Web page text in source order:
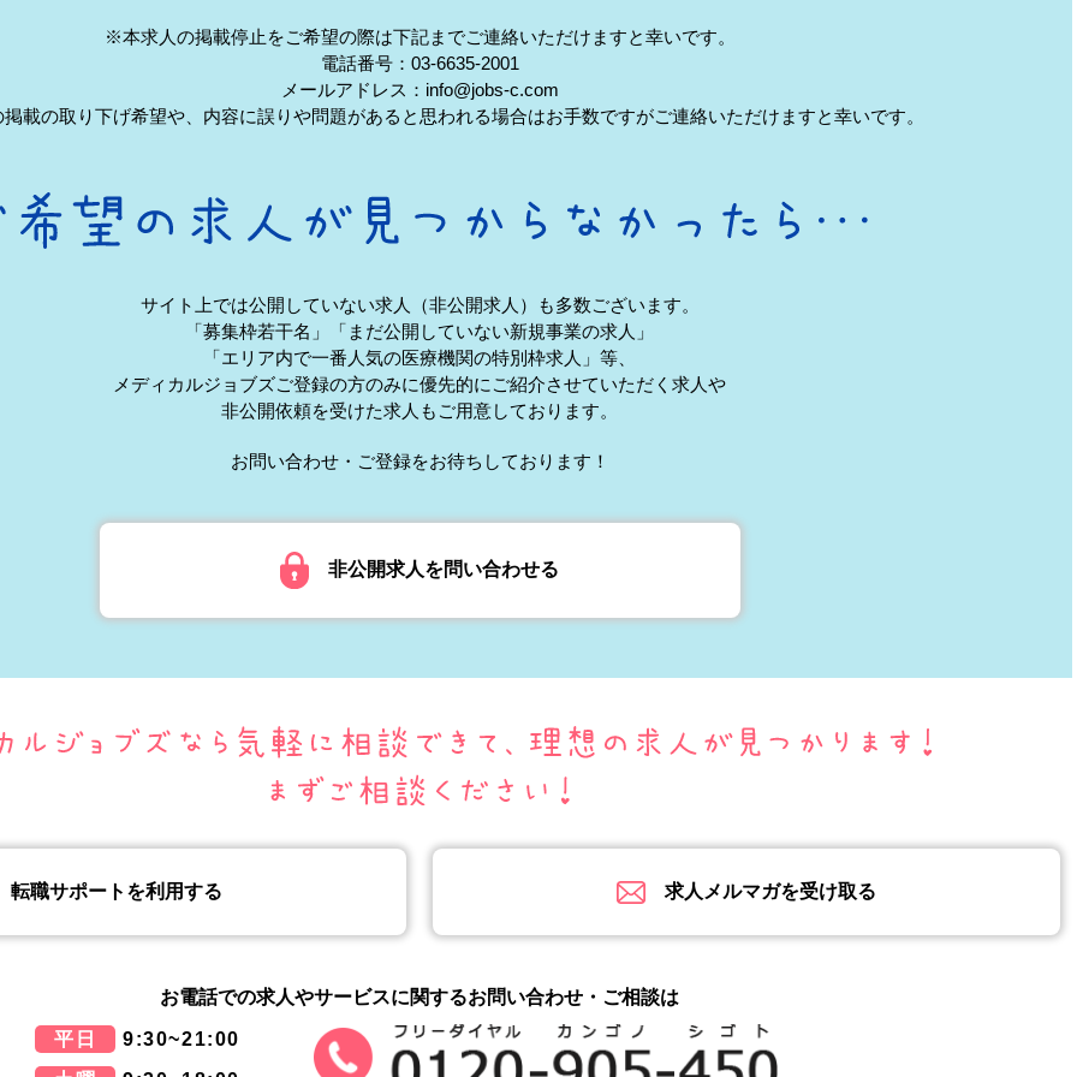
※本求人の掲載停止をご希望の際は下記までご連絡いただけますと幸いです。
電話番号：03-6635-2001
メールアドレス：info@jobs-c.com
載の取り下げ希望や、内容に誤りや問題があると思われる場合はお手数ですがご連絡いただけますと幸いです。
サイト上では公開していない求人（非公開求人）も多数ございます。
「募集枠若干名」「まだ公開していない新規事業の求人」
「エリア内で一番人気の医療機関の特別枠求人」等、
メディカルジョブズご登録の方のみに優先的にご紹介させていただく求人や
非公開依頼を受けた求人もご用意しております。
お問い合わせ・ご登録をお待ちしております！
非公開求人を問い合わせる
転職サポートを利用する 求人メルマガを受け取る
お電話での求人やサービスに関するお問い合わせ・ご相談は
平日
9:30~21:00